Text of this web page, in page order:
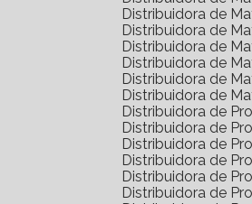
Distribuidora de
Distribuidora de
Distribuidora de
Distribuidora de
Distribuidora de
Distribuidora de
Distribuidora de
Distribuidora de
Distribuidora de
Distribuidora de
Distribuidora de
Distribuidora de